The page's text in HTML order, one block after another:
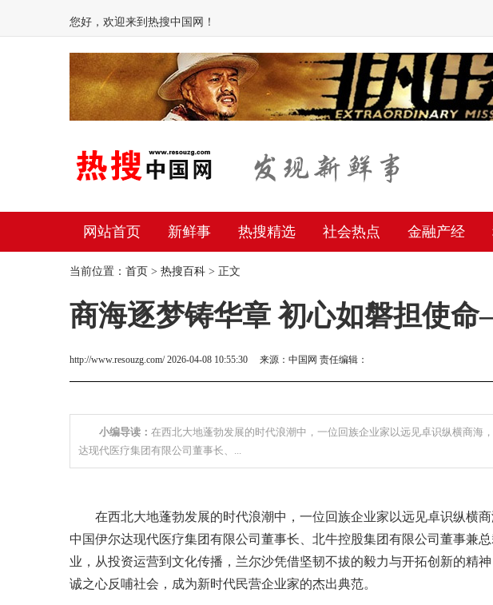
您好，欢迎来到热搜中国网！
网站首页 新鲜事 热搜精选 社会热点 金融产经
当前位置： 首页 > 热搜百科 > 正文
商海逐梦铸华章 初心如磐担使
http://www.resouzg.com/ 2026-04-08 10:55:30 来源：中国网 责任编辑：
小编导读： 在西北大地蓬勃发展的时代浪潮中，一位回族企业家以远见卓识纵横商海
达现代医疗集团有限公司董事长、...
在西北大地蓬勃发展的时代浪潮中，一位回族企业家以远见卓识纵横
中国伊尔达现代医疗集团有限公司董事长、北牛控股集团有限公司董事兼
业，从投资运营到文化传播，兰尔沙凭借坚韧不拔的毅力与开拓创新的精
诚之心反哺社会，成为新时代民营企业家的杰出典范。